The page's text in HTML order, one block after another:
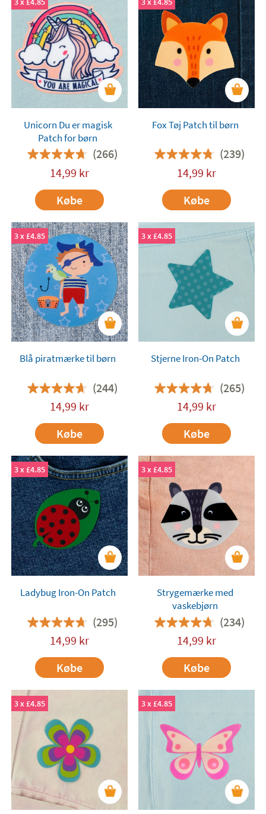
Unicorn Du er magisk
Patch for børn
(266)
14,99 kr
Købe
Fox Tøj Patch til børn
(239)
14,99 kr
Købe
3 x £4.85
Blå piratmærke til børn
(244)
14,99 kr
Købe
3 x £4.85
Stjerne Iron-On Patch
(265)
14,99 kr
Købe
3 x £4.85
Ladybug Iron-On Patch
(295)
14,99 kr
Købe
3 x £4.85
Strygemærke med
vaskebjørn
(234)
14,99 kr
Købe
3 x £4.85 3 x £4.85